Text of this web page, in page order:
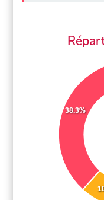
38.3%